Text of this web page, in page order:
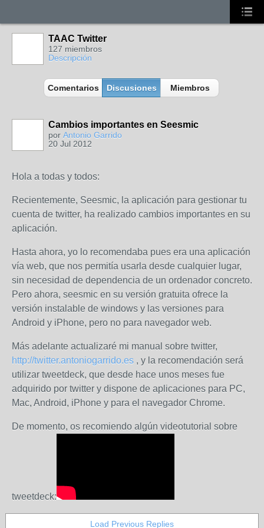
TAAC Twitter
127 miembros
Descripción
Comentarios Discusiones Miembros
Cambios importantes en Seesmic
por Antonio Garrido
20 Jul 2012
Hola a todas y todos:
Recientemente, Seesmic, la aplicación para gestionar tu
cuenta de twitter, ha realizado cambios importantes en su
aplicación.
Hasta ahora, yo lo recomendaba pues era una aplicación
vía web, que nos permitía usarla desde cualquier lugar,
sin necesidad de dependencia de un ordenador concreto.
Pero ahora, seesmic en su versión gratuita ofrece la
versión instalable de windows y las versiones para
Android y iPhone, pero no para navegador web.
Más adelante actualizaré mi manual sobre twitter,
http://twitter.antoniogarrido.es , y la recomendación será
utilizar tweetdeck, que desde hace unos meses fue
adquirido por twitter y dispone de aplicaciones para PC,
Mac, Android, iPhone y para el navegador Chrome.
De momento, os recomiendo algún videotutorial sobre
tweetdeck:
Load Previous Replies